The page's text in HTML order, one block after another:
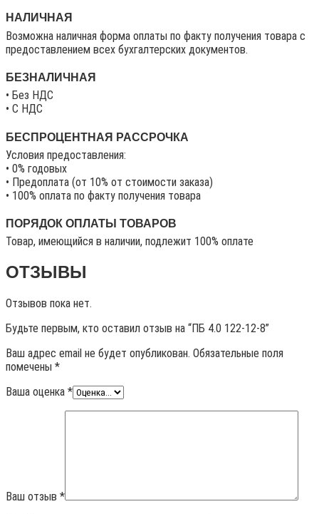
НАЛИЧНАЯ
Возможна наличная форма оплаты по факту получения товара с
предоставлением всех бухгалтерских документов.
БЕЗНАЛИЧНАЯ
• Без НДС
• C НДС
БЕСПРОЦЕНТНАЯ РАССРОЧКА
Условия предоставления:
• 0% годовых
• Предоплата (от 10% от стоимости заказа)
• 100% оплата по факту получения товара
ПОРЯДОК ОПЛАТЫ ТОВАРОВ
Товар, имеющийся в наличии, подлежит 100% оплате
ОТЗЫВЫ
Отзывов пока нет.
Будьте первым, кто оставил отзыв на “ПБ 4.0 122-12-8”
Ваш адрес email не будет опубликован. Обязательные поля
помечены *
Ваша оценка *
Ваш отзыв *